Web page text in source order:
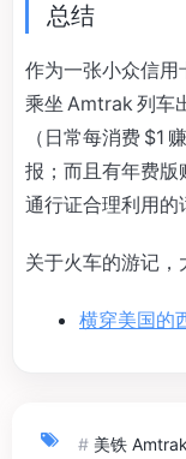
总结
作为一张小众信
乘坐 Amtrak 列车
（日常每消费 $1
报；而且有年费版
通行证合理利用的
关于火车的游记
横穿美国的
# 美铁 Amtrak